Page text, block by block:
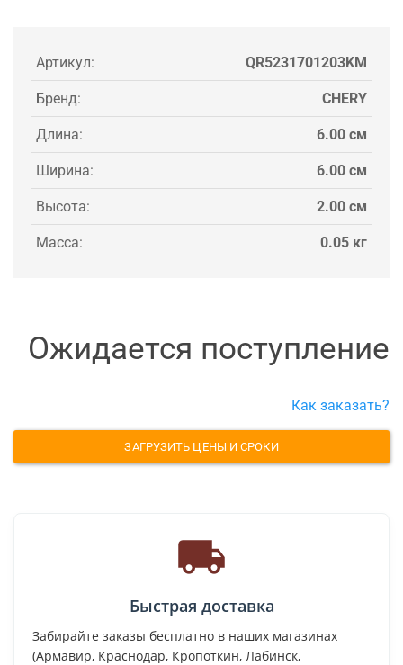
Артикул: QR5231701203KM
Бренд: CHERY
Длина: 6.00 см
Ширина: 6.00 см
Высота: 2.00 см
Масса: 0.05 кг
Ожидается поступление
Как заказать?
ЗАГРУЗИТЬ ЦЕНЫ И СРОКИ
Быстрая доставка
Забирайте заказы бесплатно в наших магазинах
(Армавир, Краснодар, Кропоткин, Лабинск,